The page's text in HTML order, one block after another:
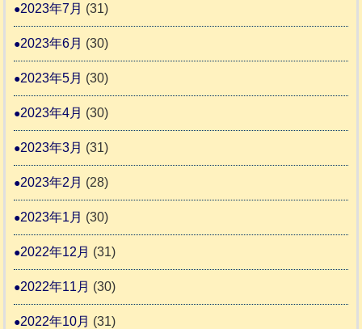
2023年7月 (31)
2023年6月 (30)
2023年5月 (30)
2023年4月 (30)
2023年3月 (31)
2023年2月 (28)
2023年1月 (30)
2022年12月 (31)
2022年11月 (30)
2022年10月 (31)